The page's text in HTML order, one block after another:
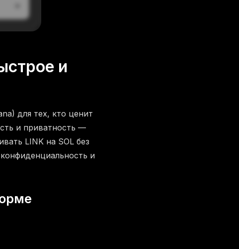
и
для тех, кто ценит
и приватность —
LINK на SOL без
и